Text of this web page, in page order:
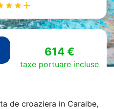
614 €
taxe portuare incluse
de croaziera in Caraibe,